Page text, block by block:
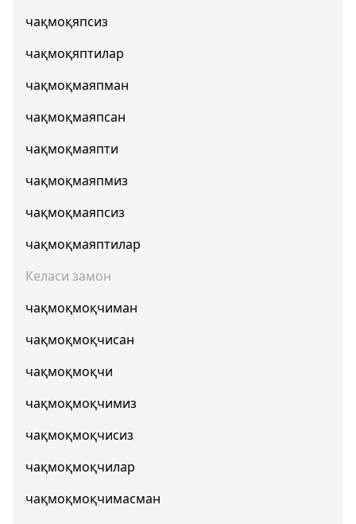
чақмоқяпсиз
чақмоқяптилар
чақмоқмаяпман
чақмоқмаяпсан
чақмоқмаяпти
чақмоқмаяпмиз
чақмоқмаяпсиз
чақмоқмаяптилар
Келаси замон
чақмоқмоқчиман
чақмоқмоқчисан
чақмоқмоқчи
чақмоқмоқчимиз
чақмоқмоқчисиз
чақмоқмоқчилар
чақмоқмоқчимасман